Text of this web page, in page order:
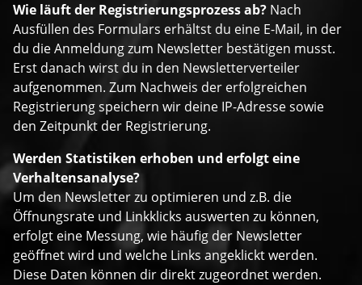
Wie läuft der Registrierungsprozess ab? Nach
Ausfüllen des Formulars erhältst du eine E-Mail, in der
du die Anmeldung zum Newsletter bestätigen musst.
Erst danach wirst du in den Newsletterverteiler
aufgenommen. Zum Nachweis der erfolgreichen
Registrierung speichern wir deine IP-Adresse sowie
den Zeitpunkt der Registrierung.
Werden Statistiken erhoben und erfolgt eine
Verhaltensanalyse?
Um den Newsletter zu optimieren und z.B. die
Öffnungsrate und Linkklicks auswerten zu können,
erfolgt eine Messung, wie häufig der Newsletter
geöffnet wird und welche Links angeklickt werden.
Diese Daten können dir direkt zugeordnet werden.